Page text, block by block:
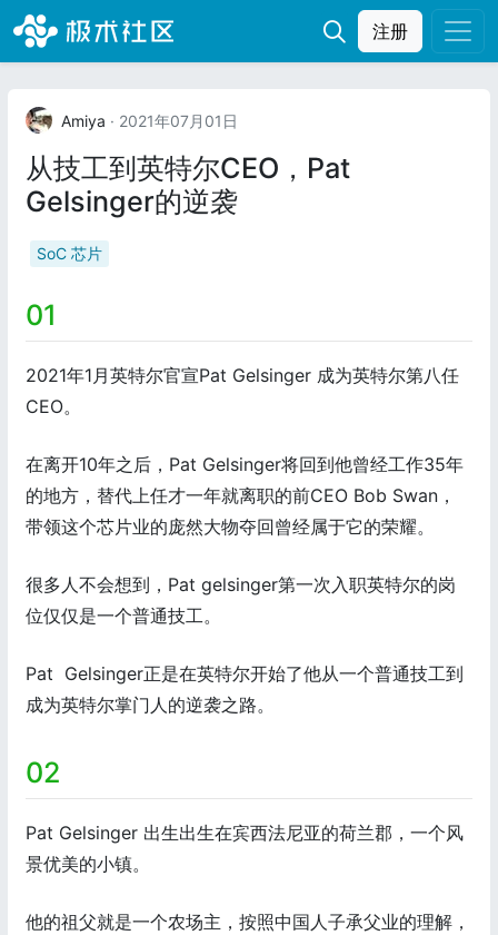
注册
Amiya · 2021年07月01日
从技工到英特尔CEO，Pat
Gelsinger的逆袭
SoC 芯片
01
2021年1月英特尔官宣Pat Gelsinger 成为英特尔第八任
CEO。
在离开10年之后，Pat Gelsinger将回到他曾经工作35年
的地方，替代上任才一年就离职的前CEO Bob Swan，
带领这个芯片业的庞然大物夺回曾经属于它的荣耀。
很多人不会想到，Pat gelsinger第一次入职英特尔的岗
位仅仅是一个普通技工。
Pat Gelsinger正是在英特尔开始了他从一个普通技工到
成为英特尔掌门人的逆袭之路。
02
Pat Gelsinger 出生出生在宾西法尼亚的荷兰郡，一个风
景优美的小镇。
他的祖父就是一个农场主，按照中国人子承父业的理解，